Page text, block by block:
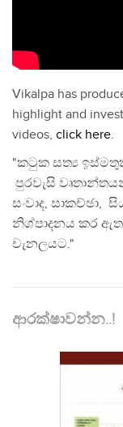
Vikalpa has
highlight and
videos, click here.
"කටුක සත්‍ය
පුරවැසි
සංවාද,
නිශ්පාදනය කර
චැනලයට."
ආරක්ෂාවන්න..!